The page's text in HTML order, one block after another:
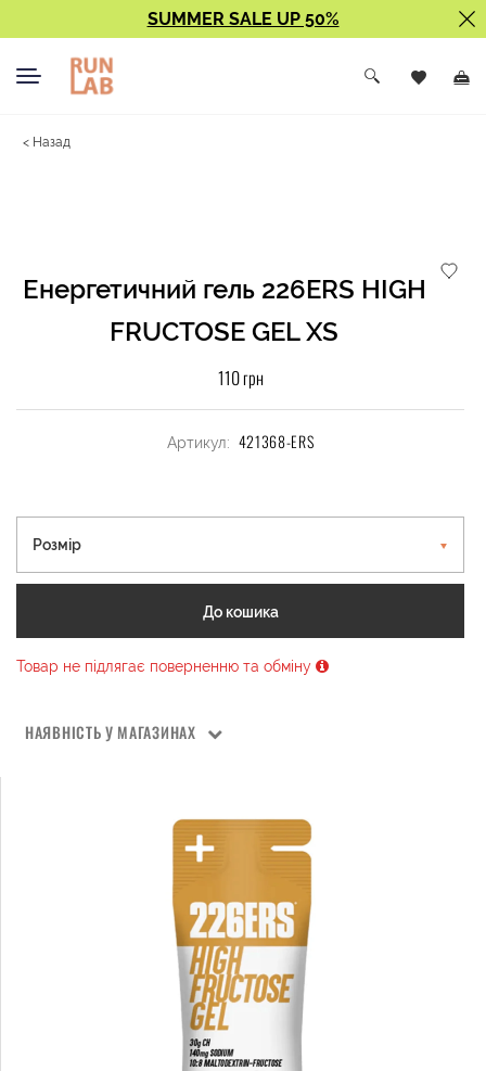
SUMMER SALE UP 50%
< Назад
Енергетичний гель 226ERS HIGH
FRUCTOSE GEL XS
110 грн
Артикул: 421368-ERS
Розмір
До кошика
Товар не підлягає поверненню та обміну
НАЯВНІСТЬ У МАГАЗИНАХ